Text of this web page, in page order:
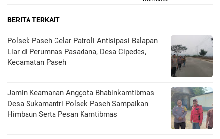
BERITA TERKAIT
Polsek Paseh Gelar Patroli Antisipasi Balapan
Liar di Perumnas Pasadana, Desa Cipedes,
Kecamatan Paseh
Jamin Keamanan Anggota Bhabinkamtibmas
Desa Sukamantri Polsek Paseh Sampaikan
Himbaun Serta Pesan Kamtibmas